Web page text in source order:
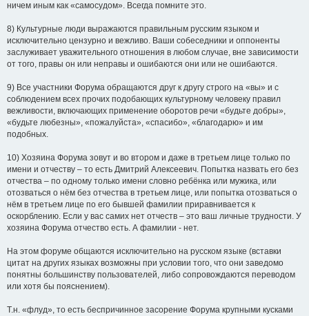
ничем иным как «самосудом». Всегда помните это.
8) Культурные люди выражаются правильным русским языком и
исключительно цензурно и вежливо. Ваши собеседники и оппоненты
заслуживает уважительного отношения в любом случае, вне зависимости
от того, правы он или неправы и ошибаются они или не ошибаются.
9) Все участники Форума обращаются друг к другу строго на «вы» и с
соблюдением всех прочих подобающих культурному человеку правил
вежливости, включающих применение оборотов речи «будьте добры»,
«будьте любезны», «пожалуйста», «спасибо», «благодарю» и им
подобных.
10) Хозяина Форума зовут и во втором и даже в третьем лице только по
имени и отчеству – то есть Дмитрий Алексеевич. Попытка назвать его без
отчества – по одному только имени словно ребёнка или мужика, или
отозваться о нём без отчества в третьем лице, или попытка отозваться о
нём в третьем лице по его бывшей фамилии приравнивается к
оскорблению. Если у вас самих нет отчеств – это ваш личные трудности. У
хозяина Форума отчество есть. А фамилии - нет.
На этом форуме общаются исключительно на русском языке (вставки
цитат на других языках возможны при условии того, что они заведомо
понятны большинству пользователей, либо сопровождаются переводом
или хотя бы пояснением).
Т.н. «флуд», то есть беспричинное засорение Форума крупными кусками